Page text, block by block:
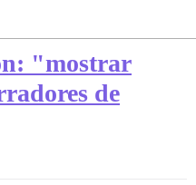
"mostrar
de